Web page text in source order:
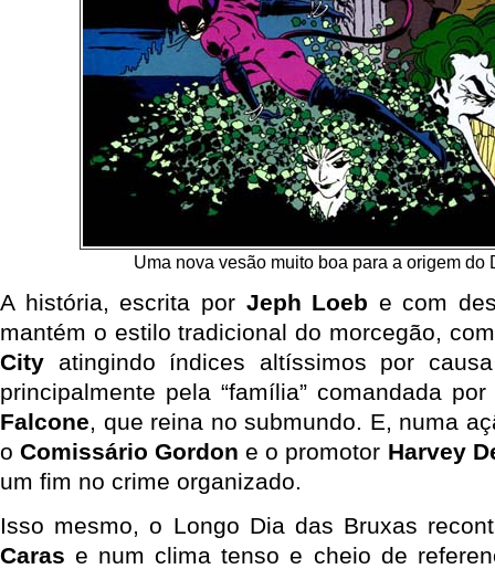
Uma nova vesão muito boa para a origem do
A história, escrita por Jeph Loeb e com
mantém o estilo tradicional do morcegão,
City atingindo índices altíssimos por
principalmente pela “família” comandada por
Falcone, que reina no submundo. E, numa
oComissário Gordon e o promotor Harvey
um fim no crime organizado.
Isso mesmo, o Longo Dia das Bruxas
Caras e num clima tenso e cheio de